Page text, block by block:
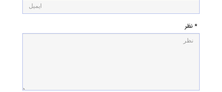
* نظر